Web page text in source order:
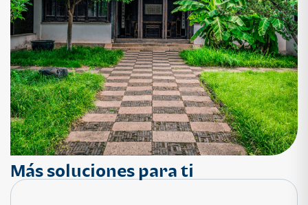
Más soluciones para ti